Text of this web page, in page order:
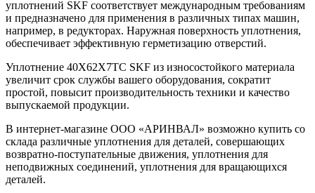
уплотнений SKF соответствует международным требованиям
и предназначено для применения в различных типах машин,
например, в редукторах. Наружная поверхность уплотнения,
обеспечивает эффективную герметизацию отверстий.
Уплотнение 40X62X7ТС SKF из износостойкого материала
увеличит срок службы вашего оборудования, сократит
простой, повысит производительность техники и качество
выпускаемой продукции.
В интернет-магазине ООО «АРИНВАЛ» возможно купить со
склада различные уплотнения для деталей, совершающих
возвратно-поступательные движения, уплотнения для
неподвижных соединений, уплотнения для вращающихся
деталей.